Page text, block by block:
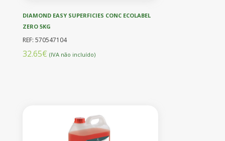
DIAMOND EASY SUPERFICIES CONC ECOLABEL
ZERO 5KG
REF: 570547104
32.65€ (IVA não incluído)